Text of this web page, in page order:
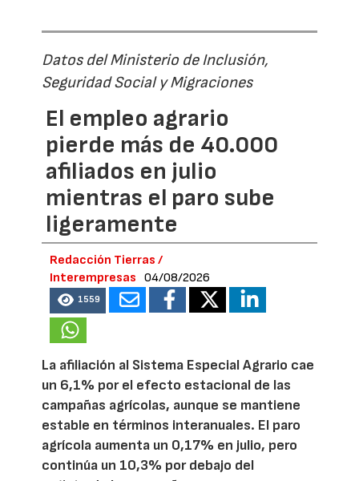
Datos del Ministerio de Inclusión,
Seguridad Social y Migraciones
El empleo agrario
pierde más de 40.000
afiliados en julio
mientras el paro sube
ligeramente
Redacción Tierras /
Interempresas
04/08/2026
1559
La afiliación al Sistema Especial Agrario cae
un 6,1% por el efecto estacional de las
campañas agrícolas, aunque se mantiene
estable en términos interanuales. El paro
agrícola aumenta un 0,17% en julio, pero
continúa un 10,3% por debajo del